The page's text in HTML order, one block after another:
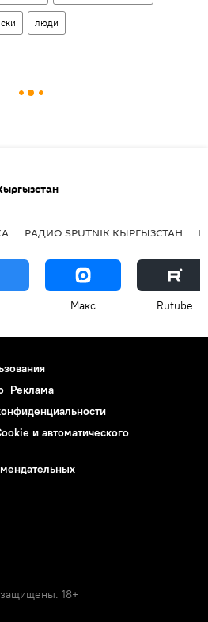
люди
РАДИО SPUTNIK КЫРГЫЗСТАН
Макс Rutube
Реклама
и автоматического
18+